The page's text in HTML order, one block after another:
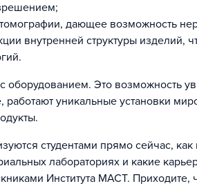
дающее возможность
внутренней структуры изделий,
оборудованием. Это возможность
работают уникальные установки
студентами прямо сейчас,
лабораториях и какие
Института МАСТ. Приходите,